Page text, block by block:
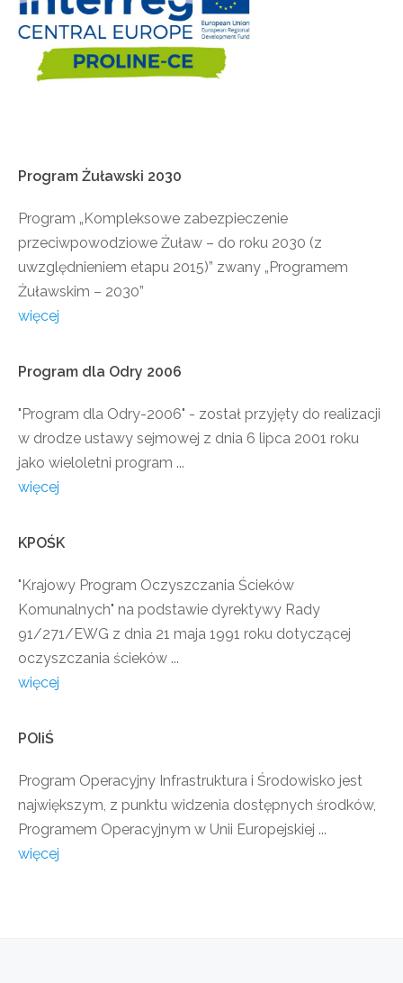
Program Żuławski 2030
Program „Kompleksowe zabezpieczenie
przeciwpowodziowe Żuław – do roku 2030 (z
uwzględnieniem etapu 2015)” zwany „Programem
Żuławskim – 2030”
więcej
Program dla Odry 2006
"Program dla Odry-2006" - został przyjęty do realizacji
w drodze ustawy sejmowej z dnia 6 lipca 2001 roku
jako wieloletni program ...
więcej
KPOŚK
"Krajowy Program Oczyszczania Ścieków
Komunalnych" na podstawie dyrektywy Rady
91/271/EWG z dnia 21 maja 1991 roku dotyczącej
oczyszczania ścieków ...
więcej
POIiŚ
Program Operacyjny Infrastruktura i Środowisko jest
największym, z punktu widzenia dostępnych środków,
Programem Operacyjnym w Unii Europejskiej ...
więcej